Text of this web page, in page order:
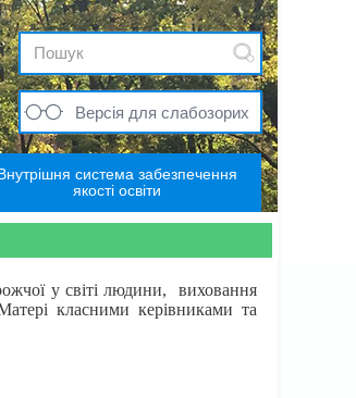
Версія для слабозорих
система забезпечення
якості освіти
у світі людини, виховання
класними керівниками та